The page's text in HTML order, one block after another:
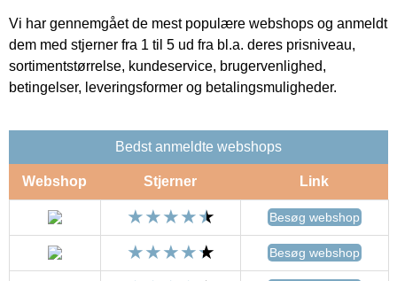
Vi har gennemgået de mest populære webshops og anmeldt
dem med stjerner fra 1 til 5 ud fra bl.a. deres prisniveau,
sortimentstørrelse, kundeservice, brugervenlighed,
betingelser, leveringsformer og betalingsmuligheder.
Bedst anmeldte webshops
Webshop Stjerner Link
Besøg webshop
Besøg webshop